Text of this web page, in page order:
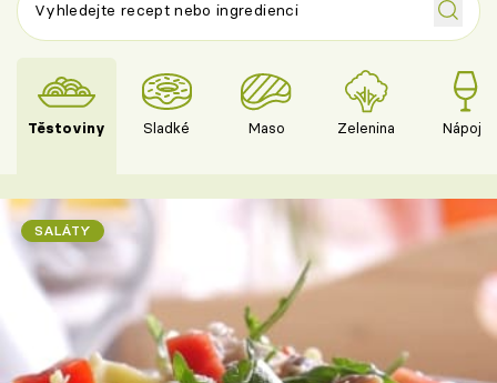
Těstoviny Sladké Maso Zelenina Nápoje
SALÁTY